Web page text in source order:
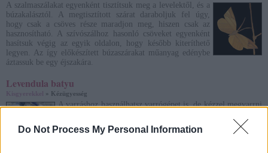
Do Not Process My Personal Information
A szalmaszálakat egyenként tisztítsuk meg a levelektől, és a
búzakalásztól. A megtisztított szárat daraboljuk fel úgy,
hogy csak a csöves része maradjon meg, hiszen csak az
hasznosítható. A szívószálhoz hasonló csöveket egyenként
hasítsuk végig az egyik oldalon, hogy később kiteríthető
legyen. Az így előkészített búzaszárakat műanyag edénybe
áztassuk be egy éjszakára.
Levendula batyu
» Kézügyesség
A varráshoz használhatsz varrógépet is, de kézzel megvarrni
Varrhatsz pelenkaöltéssel is, de a lusta öltés, vagy sűrű
fércöltés is tökéletesen megteszi. A varrás végén a kicsiny